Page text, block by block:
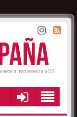
ni representa a DS